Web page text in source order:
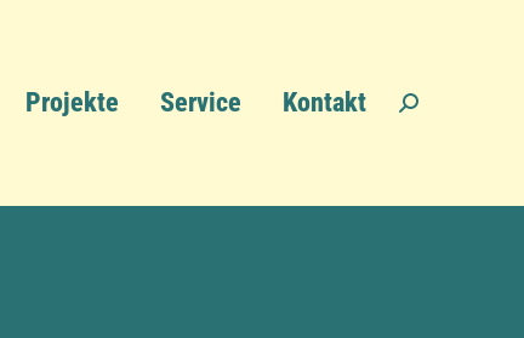
Projekte Service Kontakt Search: